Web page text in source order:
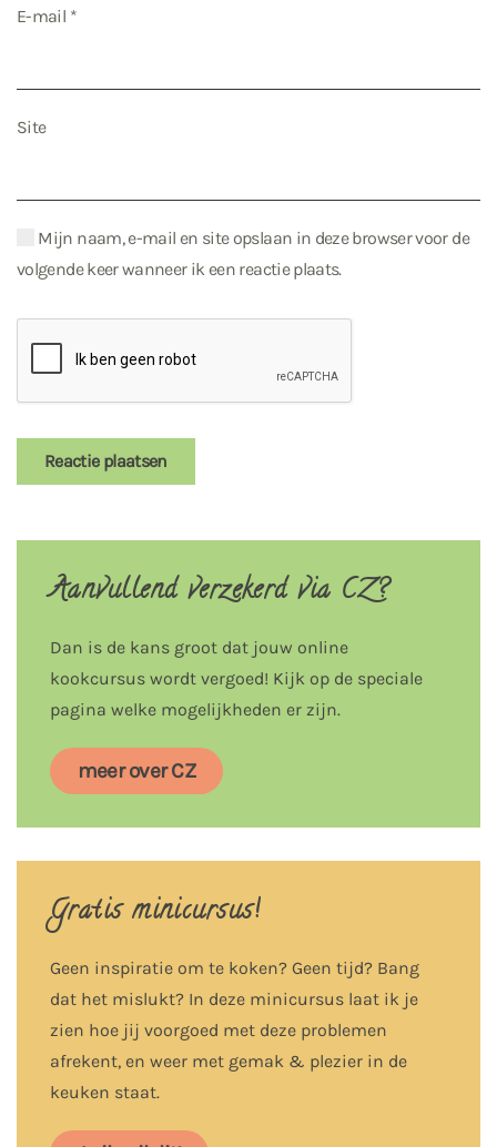
E-mail *
Site
Mijn naam, e-mail en site opslaan in deze browser voor de
volgende keer wanneer ik een reactie plaats.
Reactie plaatsen
Aanvullend verzekerd via CZ?
Dan is de kans groot dat jouw online
kookcursus wordt vergoed! Kijk op de speciale
pagina welke mogelijkheden er zijn.
meer over CZ
Gratis minicursus!
Geen inspiratie om te koken? Geen tijd? Bang
dat het mislukt? In deze minicursus laat ik je
zien hoe jij voorgoed met deze problemen
afrekent, en weer met gemak & plezier in de
keuken staat.